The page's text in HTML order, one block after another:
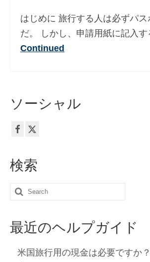
Suomi(フィンランド語 )
Français(フランス語)
(
ル)
Português( ポルトガル語
Slovenčina(スラヴ語派)
はじめに 旅行する人は必ずパ
だ。 しかし、申請用紙に記入
Continued
ソーシャル
検索
Search
最近のヘルプガイド
米国旅行用の現金は必要ですか